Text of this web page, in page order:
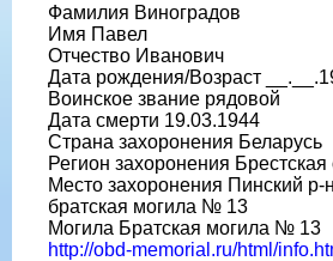
Фамилия Виноградов
Имя Павел
Отчество Иванович
Дата рождения/Возраст
Воинское звание рядовой
Дата смерти 19.03.1944
Страна захоронения Беларусь
Регион захоронения Брестская
Место захоронения Пинский р-
братская могила № 13
Могила Братская могила № 13
http://obd-memorial.ru/html/